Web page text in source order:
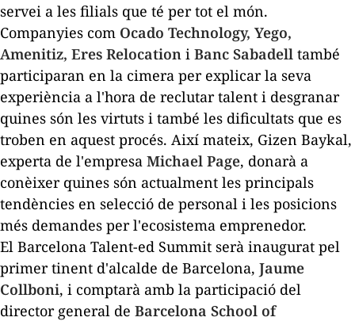
servei a les filials que té per tot el món.
Companyies com Ocado Technology, Yego,
Amenitiz, Eres Relocation i Banc Sabadell també
participaran en la cimera per explicar la seva
experiència a l'hora de reclutar talent i desgranar
quines són les virtuts i també les dificultats que es
troben en aquest procés. Així mateix, Gizen Baykal,
experta de l'empresa Michael Page, donarà a
conèixer quines són actualment les principals
tendències en selecció de personal i les posicions
més demandes per l'ecosistema emprenedor.
El Barcelona Talent-ed Summit serà inaugurat pel
primer tinent d'alcalde de Barcelona, ​​ Jaume
Collboni, i comptarà amb la participació del
director general de Barcelona School of